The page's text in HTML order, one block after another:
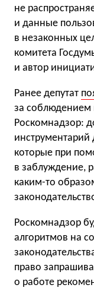
не
и данные
в незаконных
комитета
и автор
Ранее депутат
за соблюдением
Роскомнадзор:
инструментарий
которые при
в заблуждение,
каким-то
Роскомнадзор
алгоритмов на
право
о работе